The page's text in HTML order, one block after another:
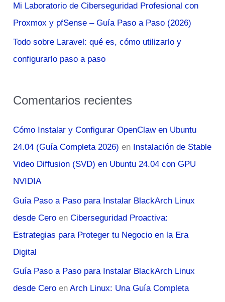
Mi Laboratorio de Ciberseguridad Profesional con
Proxmox y pfSense – Guía Paso a Paso (2026)
Todo sobre Laravel: qué es, cómo utilizarlo y
configurarlo paso a paso
Comentarios recientes
Cómo Instalar y Configurar OpenClaw en Ubuntu
24.04 (Guía Completa 2026) en Instalación de Stable
Video Diffusion (SVD) en Ubuntu 24.04 con GPU
NVIDIA
Guía Paso a Paso para Instalar BlackArch Linux
desde Cero enCiberseguridad Proactiva:
Estrategias para Proteger tu Negocio en la Era
Digital
Guía Paso a Paso para Instalar BlackArch Linux
desde Cero enArch Linux: Una Guía Completa